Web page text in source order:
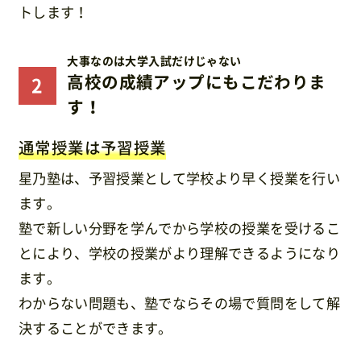
トします！
大事なのは大学入試だけじゃない
高校の成績アップにもこだわりま
す！
通常授業は予習授業
星乃塾は、予習授業として学校より早く授業を行い
ます。
塾で新しい分野を学んでから学校の授業を受けるこ
とにより、学校の授業がより理解できるようになり
ます。
わからない問題も、塾でならその場で質問をして解
決することができます。